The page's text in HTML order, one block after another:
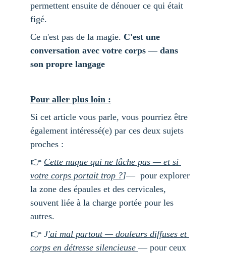
permettent ensuite de dénouer ce qui était
figé.
Ce n'est pas de la magie. C'est une
conversation avec votre corps — dans
son propre langage
Pour aller plus loin :
Si cet article vous parle, vous pourriez être
également intéressé(e) par ces deux sujets
proches :
👉 Cette nuque qui ne lâche pas — et si
votre corps portait trop ?]—  pour explorer
la zone des épaules et des cervicales,
souvent liée à la charge portée pour les
autres.
👉 J'ai mal partout — douleurs diffuses et
corps en détresse silencieuse — pour ceux